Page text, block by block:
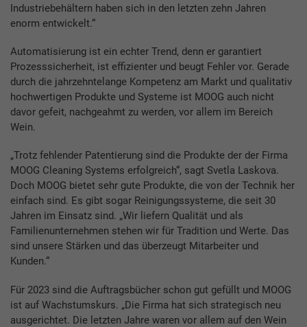
Industriebehältern haben sich in den letzten zehn Jahren
enorm entwickelt.“
Automatisierung ist ein echter Trend, denn er garantiert
Prozesssicherheit, ist effizienter und beugt Fehler vor. Gerade
durch die jahrzehntelange Kompetenz am Markt und qualitativ
hochwertigen Produkte und Systeme ist MOOG auch nicht
davor gefeit, nachgeahmt zu werden, vor allem im Bereich
Wein.
„Trotz fehlender Patentierung sind die Produkte der der Firma
MOOG Cleaning Systems erfolgreich“, sagt Svetla Laskova.
Doch MOOG bietet sehr gute Produkte, die von der Technik her
einfach sind. Es gibt sogar Reinigungssysteme, die seit 30
Jahren im Einsatz sind. „Wir liefern Qualität und als
Familienunternehmen stehen wir für Tradition und Werte. Das
sind unsere Stärken und das überzeugt Mitarbeiter und
Kunden.“
Für 2023 sind die Auftragsbücher schon gut gefüllt und MOOG
ist auf Wachstumskurs. „Die Firma hat sich strategisch neu
ausgerichtet. Die letzten Jahre waren vor allem auf den Wein